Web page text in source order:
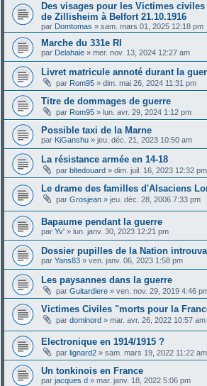
Des visages pour les Victimes
de Zillisheim à Belfort 21.10.1916
par Domtomas » sam. mars 01, 2025 12:18 pm
Marche du 331e RI
par Delahaie » mer. nov. 13, 2024 12:27 am
Livret matricule annoté durant la
par Rom95 » dim. mai 26, 2024 11:31 pm
Titre de dommages de guerre
par Rom95 » lun. avr. 29, 2024 1:12 pm
Possible taxi de la Marne
par KiGanshu » jeu. déc. 21, 2023 10:50 am
La résistance armée en 14-18
par bltedouard » dim. juil. 16, 2023 12:32 pm
Le drame des familles d'Alsaciens
par Grosjean » jeu. déc. 28, 2006 7:33 pm
Bapaume pendant la guerre
par Yv' » lun. janv. 30, 2023 12:21 pm
Dossier pupilles de la Nation
par Yans83 » ven. janv. 06, 2023 1:58 pm
Les paysannes dans la guerre
par Guitardiere » ven. nov. 29, 2019 4:46
Victimes Civiles "morts pour la
par dominord » mar. avr. 26, 2022 10:57 am
Electronique en 1914/1915 ?
par lignard2 » sam. mars 19, 2022 11:22 am
Un tonkinois en France
par jacques d » mar. janv. 18, 2022 5:06 pm